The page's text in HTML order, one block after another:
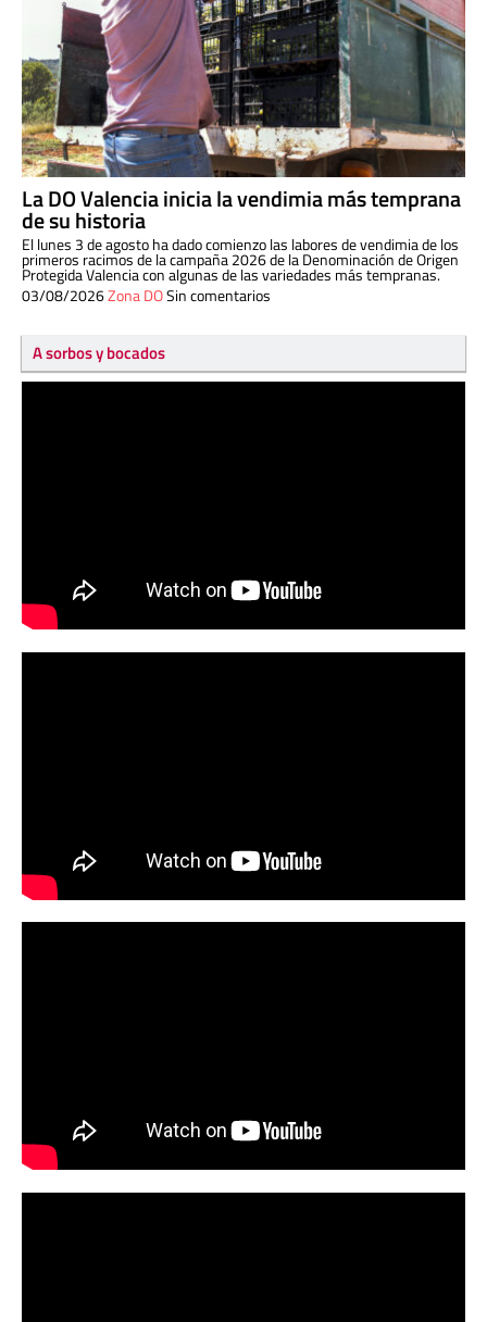
La DO Valencia inicia la vendimia más temprana
de su historia
El lunes 3 de agosto ha dado comienzo las labores de vendimia de los
primeros racimos de la campaña 2026 de la Denominación de Origen
Protegida Valencia con algunas de las variedades más tempranas.
03/08/2026Zona DOSin comentarios
A sorbos y bocados